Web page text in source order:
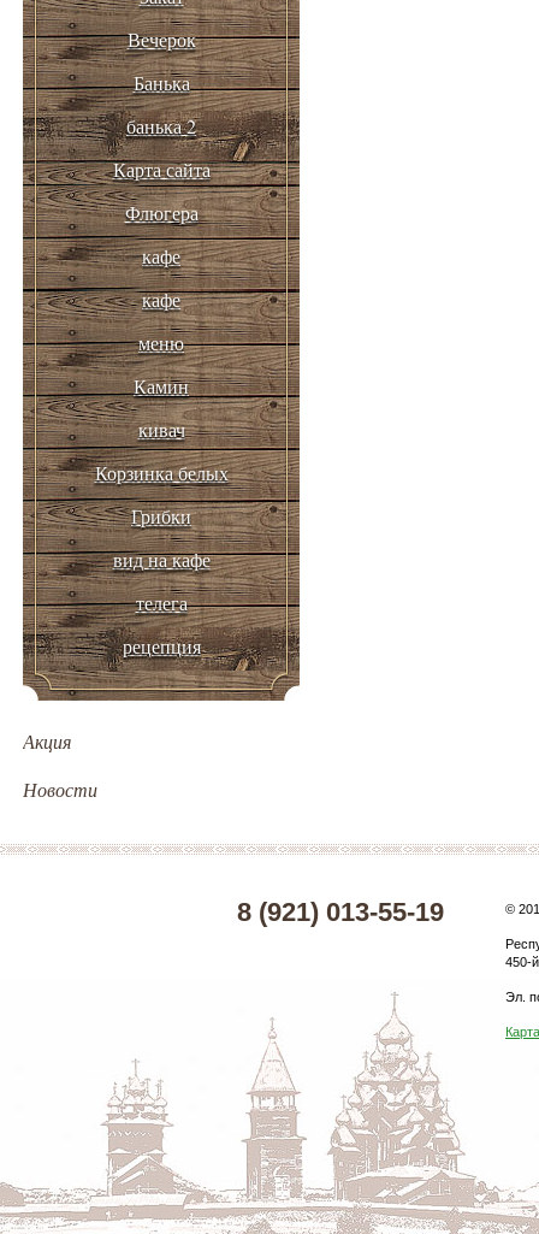
Вечерок
Банька
банька 2
Карта сайта
Флюгера
кафе
кафе
меню
Камин
кивач
Корзинка белых
Грибки
вид на кафе
телега
рецепция
Акция
Новости
8 (921) 013-55-19 ©
450-
Эл.